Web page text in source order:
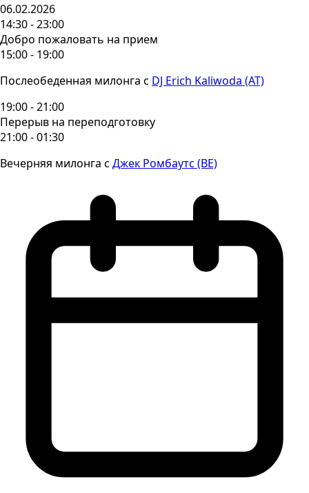
06.02.2026
14:30 - 23:00
Добро пожаловать на прием
15:00 - 19:00
Послеобеденная милонга с DJ Erich Kaliwoda (AT)
19:00 - 21:00
Перерыв на переподготовку
21:00 - 01:30
Вечерняя милонга с Джек Ромбаутс (BE)